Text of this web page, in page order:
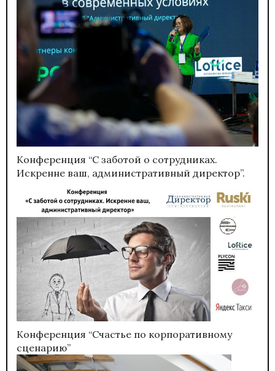
Конференция “С заботой о сотрудниках.
Искренне ваш, административный директор”.
Конференция “Счастье по корпоративному
сценарию”